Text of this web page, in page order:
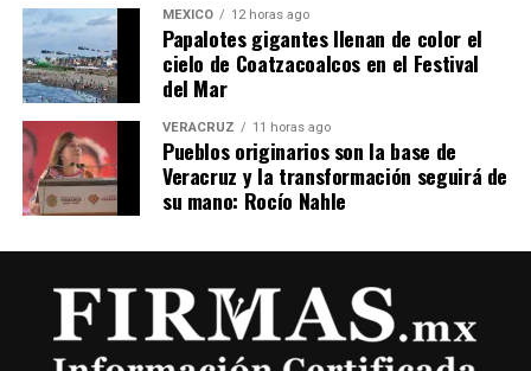
MÉXICO 12 horas ago
Papalotes gigantes llenan de color el
cielo de Coatzacoalcos en el Festival
del Mar
VERACRUZ 11 horas ago
Pueblos originarios son la base de
Veracruz y la transformación seguirá de
su mano: Rocío Nahle